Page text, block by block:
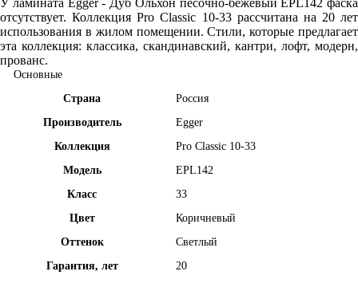
У ламината Egger - Дуб Ольхон песочно-бежевый EPL142 фаска
отсутствует. Коллекция Pro Classic 10-33 рассчитана на 20 лет
использования в жилом помещении. Стили, которые предлагает
эта коллекция: классика, скандинавский, кантри, лофт, модерн,
прованс.
Основные
Страна
Россия
Производитель
Egger
Коллекция
Pro Classic 10-33
Модель
EPL142
Класс
33
Цвет
Коричневый
Оттенок
Светлый
Гарантия, лет
20